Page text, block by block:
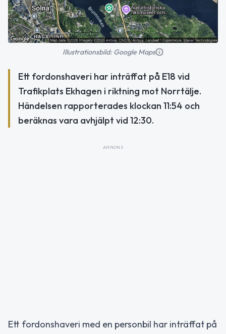
Illustrationsbild: Google Maps
Ett fordonshaveri har inträffat på E18 vid
Trafikplats Ekhagen i riktning mot Norrtälje.
Händelsen rapporterades klockan 11:54 och
beräknas vara avhjälpt vid 12:30.
ANNONS
Ett fordonshaveri med en personbil har inträffat på